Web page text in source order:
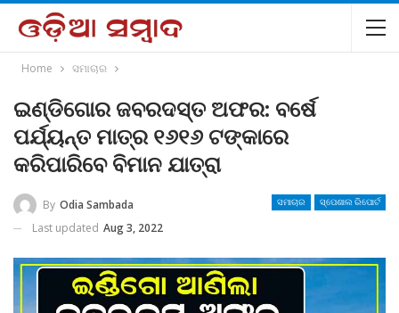
Home ସମାଚାର
ଇଣ୍ଡିଗୋର ଜବରଦସ୍ତ ଅଫର: ବର୍ଷେ
ପର୍ଯ୍ୟନ୍ତ ମାତ୍ର ୧୬୧୬ ଟଙ୍କାରେ
କରିପାରିବେ ବିମାନ ଯାତ୍ରା
ସମାଚାର ସ୍ପେଶାଲ ରିପୋର୍ଟ
By Odia Sambada
Last updated Aug 3, 2022